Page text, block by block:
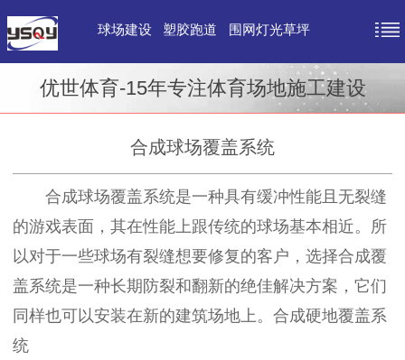
球场建设 塑胶跑道 围网灯光草坪
优世体育-15年专注体育场地施工建设
合成球场覆盖系统
合成球场覆盖系统是一种具有缓冲性能且无裂缝
的游戏表面，其在性能上跟传统的球场基本相近。所
以对于一些球场有裂缝想要修复的客户，选择合成覆
盖系统是一种长期防裂和翻新的绝佳解决方案，它们
同样也可以安装在新的建筑场地上。合成硬地覆盖系
统